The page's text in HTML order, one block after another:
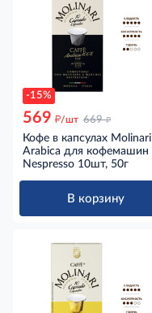
-15%
569 д/шт 669 д
Кофе в капсулах Molinari
Arabica для кофемашин
Nespresso 10шт, 50г
В корзину